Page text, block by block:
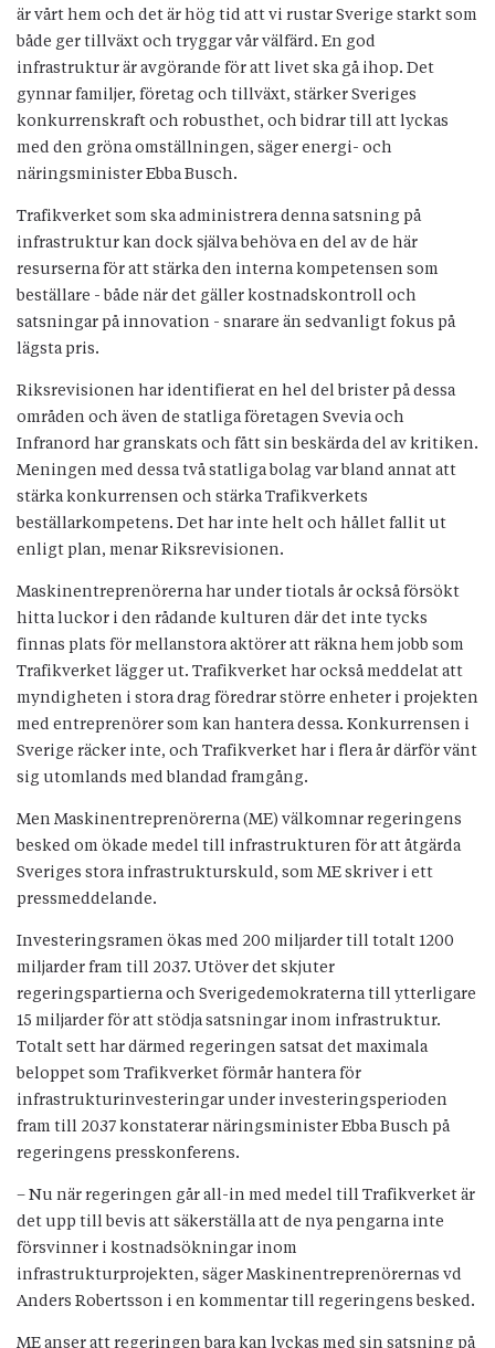
är vårt hem och det är hög tid att vi rustar Sverige starkt som
både ger tillväxt och tryggar vår välfärd. En god
infrastruktur är avgörande för att livet ska gå ihop. Det
gynnar familjer, företag och tillväxt, stärker Sveriges
konkurrenskraft och robusthet, och bidrar till att lyckas
med den gröna omställningen, säger energi- och
näringsminister Ebba Busch.
Trafikverket som ska administrera denna satsning på
infrastruktur kan dock själva behöva en del av de här
resurserna för att stärka den interna kompetensen som
beställare - både när det gäller kostnadskontroll och
satsningar på innovation - snarare än sedvanligt fokus på
lägsta pris.
Riksrevisionen har identifierat en hel del brister på dessa
områden och även de statliga företagen Svevia och
Infranord har granskats och fått sin beskärda del av kritiken.
Meningen med dessa två statliga bolag var bland annat att
stärka konkurrensen och stärka Trafikverkets
beställarkompetens. Det har inte helt och hållet fallit ut
enligt plan, menar Riksrevisionen.
Maskinentreprenörerna har under tiotals år också försökt
hitta luckor i den rådande kulturen där det inte tycks
finnas plats för mellanstora aktörer att räkna hem jobb som
Trafikverket lägger ut. Trafikverket har också meddelat att
myndigheten i stora drag föredrar större enheter i projekten
med entreprenörer som kan hantera dessa. Konkurrensen i
Sverige räcker inte, och Trafikverket har i flera år därför vänt
sig utomlands med blandad framgång.
Men Maskinentreprenörerna (ME) välkomnar regeringens
besked om ökade medel till infrastrukturen för att åtgärda
Sveriges stora infrastrukturskuld, som ME skriver i ett
pressmeddelande.
Investeringsramen ökas med 200 miljarder till totalt 1200
miljarder fram till 2037. Utöver det skjuter
regeringspartierna och Sverigedemokraterna till ytterligare
15 miljarder för att stödja satsningar inom infrastruktur.
Totalt sett har därmed regeringen satsat det maximala
beloppet som Trafikverket förmår hantera för
infrastrukturinvesteringar under investeringsperioden
fram till 2037 konstaterar näringsminister Ebba Busch på
regeringens presskonferens.
– Nu när regeringen går all-in med medel till Trafikverket är
det upp till bevis att säkerställa att de nya pengarna inte
försvinner i kostnadsökningar inom
infrastrukturprojekten, säger Maskinentreprenörernas vd
Anders Robertsson i en kommentar till regeringens besked.
ME anser att regeringen bara kan lyckas med sin satsning på